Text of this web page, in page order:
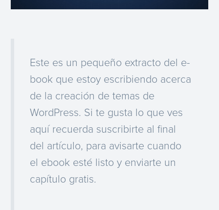
Este es un pequeño extracto del e-
book que estoy escribiendo acerca
de la creación de temas de
WordPress. Si te gusta lo que ves
aquí recuerda suscribirte al final
del artículo, para avisarte cuando
el ebook esté listo y enviarte un
capítulo gratis.